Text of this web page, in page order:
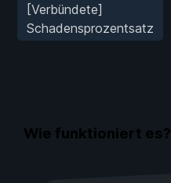
[Verbündete]
Schadensprozentsatz
Wie funktioniert es?